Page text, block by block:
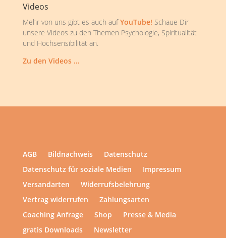
Videos
Mehr von uns gibt es auch aufYouTube! Schaue Dir
unsere Videos zu den Themen Psychologie, Spiritualität
und Hochsensibilität an.
Zu den Videos …
AGB Bildnachweis
Datenschutz
Datenschutz für soziale Medien
Impressum
Versandarten
Widerrufsbelehrung
Vertrag widerrufen
Zahlungsarten
Coaching Anfrage
Shop
Presse & Media
gratis Downloads
Newsletter